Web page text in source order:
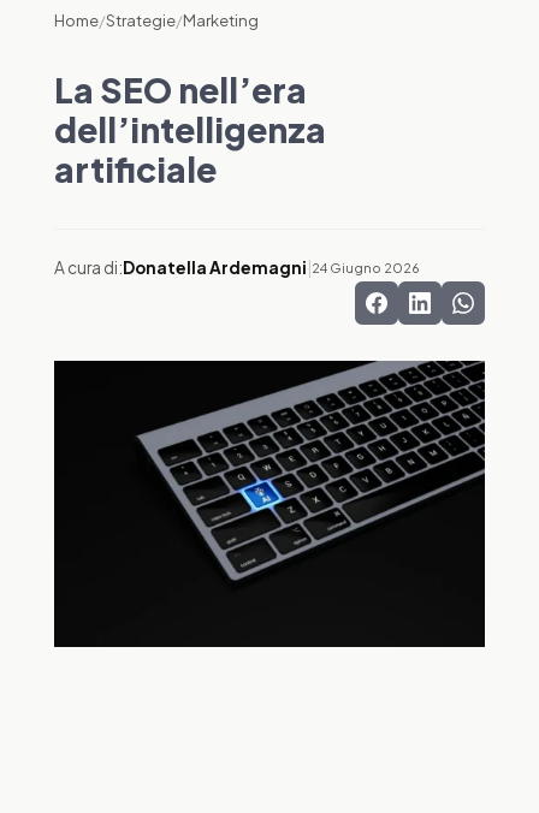
Home/Strategie/Marketing
La SEO nell’era
dell’intelligenza
artificiale
A cura di:Donatella Ardemagni 24 Giugno 2026